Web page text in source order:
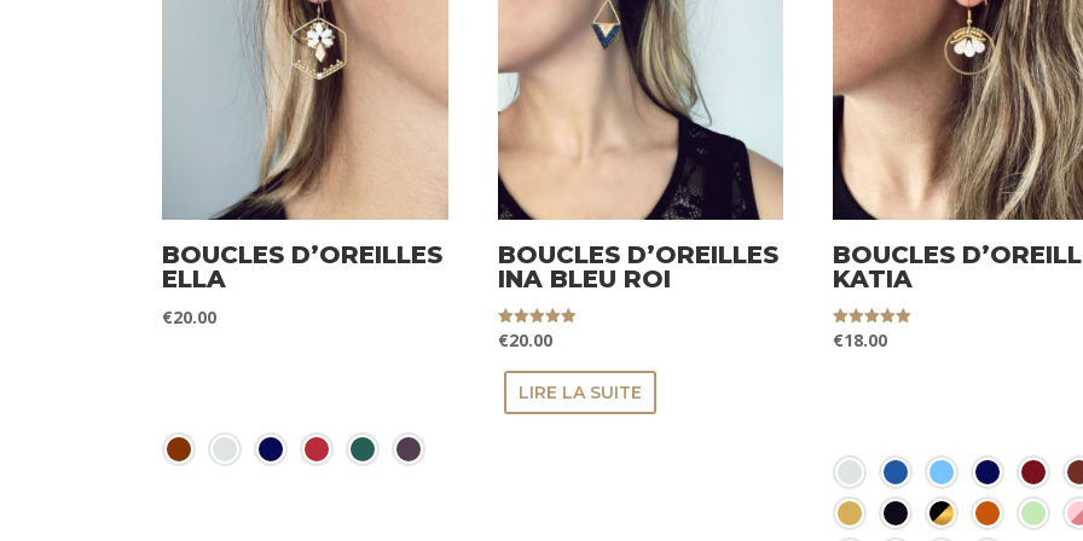
BOUCLES D’OREILLES
ELLA
€20.00
BOUCLES D’OREILLES
INA BLEU ROI
Note
5.00
€20.00
LIRE LA SUITE
BOUCLES
KATIA
Note
5.00
€18.00